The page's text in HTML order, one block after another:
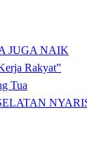
JUGA NAIK
Rakyat”
Tua